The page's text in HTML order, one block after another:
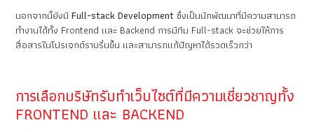
นอกจากนี้ยังมีFull-stack Developmentซึ่งเป็นนักพัฒนาที่มีความสามารถ
ทำงานได้ทั้ง Frontend และ Backend การมีทีม Full-stack จะช่วยให้การ
สื่อสารในโปรเจกต์ราบรื่นขึ้น และสามารถแก้ปัญหาได้รวดเร็วกว่า
การเลือกบริษัทรับทำเว็บไซต์ที่มีความเชี่ยวชาญทั้ง
FRONTEND และ BACKEND